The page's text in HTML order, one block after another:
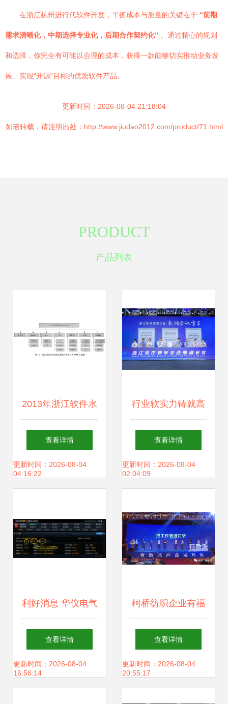
在浙江杭州进行代软件开发，平衡成本与质量的关键在于 “前期
需求清晰化，中期选择专业化，后期合作契约化” 。通过精心的规划
和选择，你完全有可能以合理的成本，获得一款能够切实推动业务发
展、实现“开源”目标的优质软件产品。
更新时间：2026-08-04 21:18:04
如若转载，请注明出处：http://www.jiudao2012.com/product/71.html
PRODUCT
产品列表
2013年浙江软件水
平考试考前冲刺卷
软件开发实战解析
查看详情
更新时间：2026-08-04
04:16:22
行业软实力铸就高
质量发展硬底气
——浙江软件开发
侧记
查看详情
更新时间：2026-08-04
02:04:09
利好消息 华仪电气
方大化工 润欣科技
亿纬锂能
查看详情
更新时间：2026-08-04
16:56:14
柯桥纺织企业有福
啦 工作装进口袋的
数字化未来
查看详情
更新时间：2026-08-04
20:55:17